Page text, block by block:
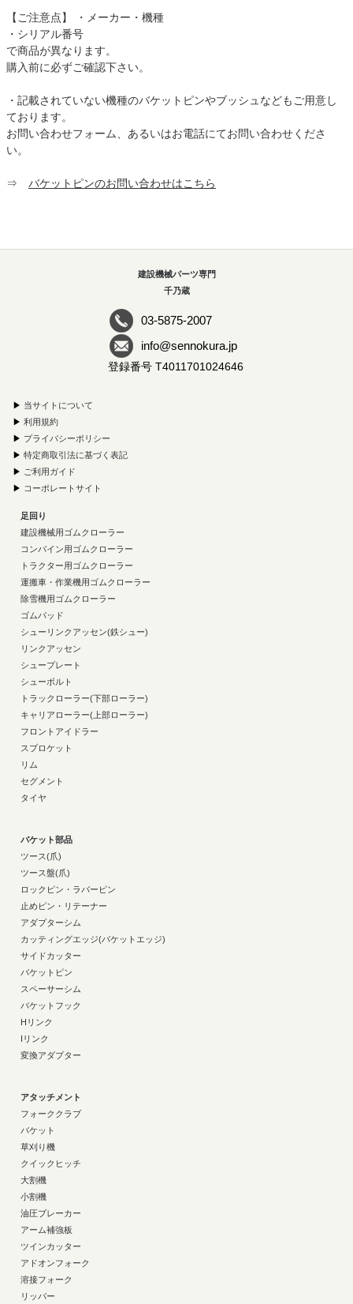
【ご注意点】 ・メーカー・機種
・シリアル番号
で商品が異なります。
購入前に必ずご確認下さい。
・記載されていない機種のバケットピンやブッシュなどもご用意し
ております。
お問い合わせフォーム、あるいはお電話にてお問い合わせくださ
い。
⇒ バケットピンのお問い合わせはこちら
建設機械パーツ専門
千乃蔵
03-5875-2007
info@sennokura.jp
登録番号 T4011701024646
▶ 当サイトについて
▶ 利用規約
▶ プライバシーポリシー
▶ 特定商取引法に基づく表記
▶ ご利用ガイド
▶ コーポレートサイト
足回り
建設機械用ゴムクローラー
コンバイン用ゴムクローラー
トラクター用ゴムクローラー
運搬車・作業機用ゴムクローラー
除雪機用ゴムクローラー
ゴムパッド
シューリンクアッセン(鉄シュー)
リンクアッセン
シュープレート
シューボルト
トラックローラー(下部ローラー)
キャリアローラー(上部ローラー)
フロントアイドラー
スプロケット
リム
セグメント
タイヤ
バケット部品
ツース(爪)
ツース盤(爪)
ロックピン・ラバーピン
止めピン・リテーナー
アダプターシム
カッティングエッジ(バケットエッジ)
サイドカッター
バケットピン
スペーサーシム
バケットフック
Hリンク
Iリンク
変換アダプター
アタッチメント
フォーククラブ
バケット
草刈り機
クイックヒッチ
大割機
小割機
油圧ブレーカー
アーム補強板
ツインカッター
アドオンフォーク
溶接フォーク
リッパー